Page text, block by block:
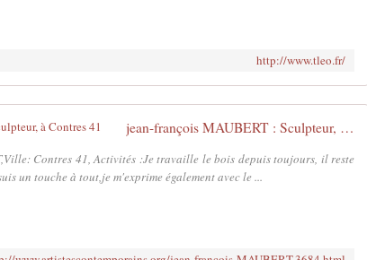
http://www.tleo.fr/
jean-françois MAUBERT : Sculpteur, à Contres 41
Contres 41, Activités :Je travaille le bois depuis toujours, il reste
un touche à tout,je m'exprime également avec le ...